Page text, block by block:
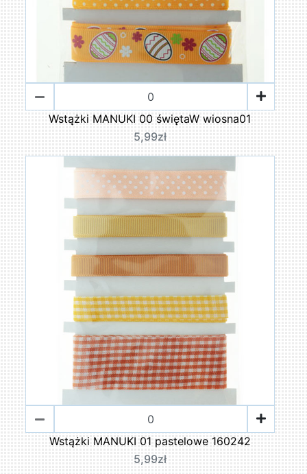
Wstążki MANUKI 00 świętaW wiosna01
5,99zł
Wstążki MANUKI 01 pastelowe 160242
5,99zł